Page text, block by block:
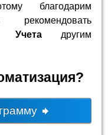
благодарим
Учетадругим